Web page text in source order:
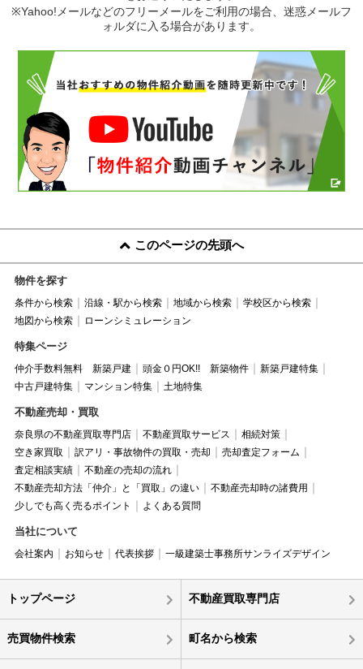
※Yahoo!メールなどのフリーメールをご利用の場合、迷惑メールフ
ォルダに入る場合があります。
このページの先頭へ
物件を探す
条件から検索 沿線・駅から検索 地域から検索
学校区から検索
地図から検索
ローンシミュレーション
特集ページ
仲介手数料無料 新築戸建 頭金０円OK!! 新築物件
新築戸建特集
中古戸建特集
マンション特集 土地特集
不動産売却・買取
奈良県の不動産買取専門店 不動産買取サービス
相続対策
空き家買取
訳アリ・事故物件の買取・売却
売却査定フォーム
査定相談実績
不動産の売却の流れ
不動産売却方法「仲介」と「買取」の違い
不動産売却時の諸費用
少しでも高く売るポイント
よくある質問
当社について
会社案内 お知らせ 代表挨拶 一級建築士事務所サンライズデザイン
トップページ 不動産買取専門店
売買物件検索 町名から検索